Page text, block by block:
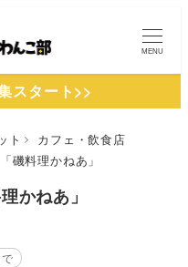
MENU
スタート>>
ト
カフェ・飲食店
磯料理かねあ」
かねあ」